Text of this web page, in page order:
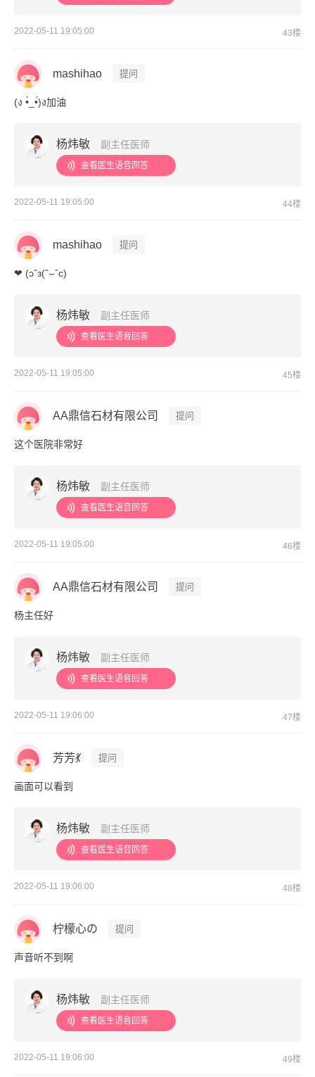
2022-05-11 19:05:00 43楼
mashihao 提问
(ง •̀_•́)ง加油
杨炜敏 副主任医师
查看医生语音回答
2022-05-11 19:05:00 44楼
mashihao 提问
❤ (ɔˆз(ˆ⌣ˆc)
杨炜敏 副主任医师
查看医生语音回答
2022-05-11 19:05:00 45楼
AA鼎信石材有限公司 提问
这个医院非常好
杨炜敏 副主任医师
查看医生语音回答
2022-05-11 19:05:00 46楼
AA鼎信石材有限公司 提问
杨主任好
杨炜敏 副主任医师
查看医生语音回答
2022-05-11 19:06:00 47楼
芳芳💃 提问
画面可以看到
杨炜敏 副主任医师
查看医生语音回答
2022-05-11 19:06:00 48楼
柠檬心の 提问
声音听不到啊
杨炜敏 副主任医师
查看医生语音回答
2022-05-11 19:06:00 49楼